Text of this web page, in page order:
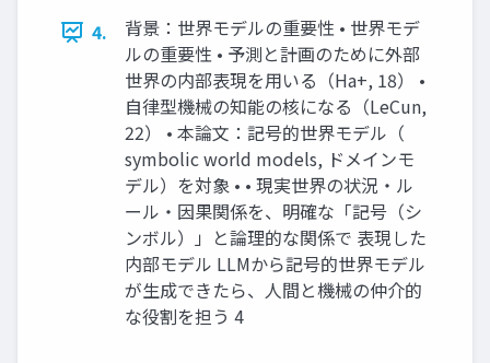
4.
背景：世界モデルの重要性 • 世界モデ
ルの重要性 • 予測と計画のために外部
世界の内部表現を用いる（Ha+, 18） •
自律型機械の知能の核になる（LeCun,
22） • 本論文：記号的世界モデル（
symbolic world models, ドメインモ
デル）を対象 • • 現実世界の状況・ル
ール・因果関係を、明確な「記号（シ
ンボル）」と論理的な関係で 表現した
内部モデル LLMから記号的世界モデル
が生成できたら、人間と機械の仲介的
な役割を担う 4